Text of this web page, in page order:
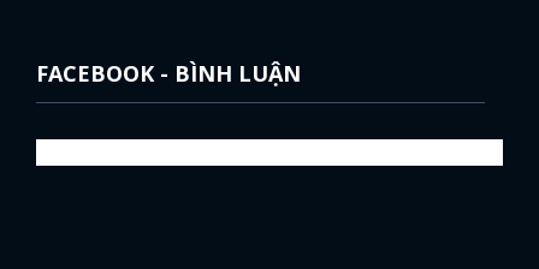
FACEBOOK - BÌNH LUẬN